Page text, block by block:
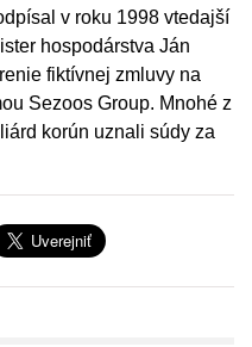
v roku 1998 vtedajší
hospodárstva Ján
fiktívnej zmluvy na
Sezoos Group. Mnohé z
korún uznali súdy za